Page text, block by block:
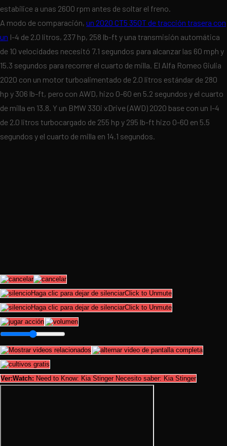
estabilice a unas 2600 rpm antes de soltar el freno.
A modo de comparación, un 2020 CT5 350T de tracción trasera con
un I-4 de 2.0 litros, 237 hp, 258 lb-ft y una transmisión automática
de 10 velocidades necesitó 7.1 segundos para alcanzar las 60 mph y
15.3 segundos para recorrer el cuarto de milla. El Alfa Romeo Giulia
2020 con un motor turboalimentado de 2.0 litros estándar de 280
hp y 306 lb-ft, pero con AWD, hizo 0-60 en 5.2 segundos y el cuarto
de milla en 13.8. Y un BMW 330i xDrive (AWD) 2020 base con un I-4
de 2.0 litros turbocargado de 255 hp y 295 lb-ft hizo 0-60 en 5.5
segundos y el cuarto de milla en 14.1 segundos.
Haga clic para dejar de silenciarClick to Unmute
Haga clic para dejar de silenciarClick to Unmute
Ver:Watch: Need to Know: Kia Stinger Necesito saber: Kia Stinger